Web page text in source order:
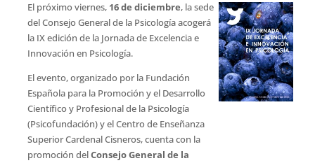
El próximo viernes, 16 de diciembre, la sede
del Consejo General de la Psicología acogerá
la IX edición de la Jornada de Excelencia e
Innovación en Psicología.
El evento, organizado por la Fundación
Española para la Promoción y el Desarrollo
Científico y Profesional de la Psicología
(Psicofundación) y el Centro de Enseñanza
Superior Cardenal Cisneros, cuenta con la
promoción delConsejo General de la